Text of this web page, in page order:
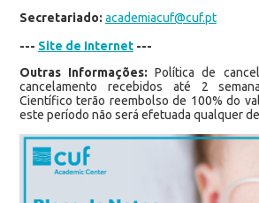
Secretariado: academiacuf@cuf.pt
--- Site de Internet---
Outras Informações:Política de
cancelamento recebidos até 2
Científico terão reembolso de 100% do
este período não será efetuada qualquer